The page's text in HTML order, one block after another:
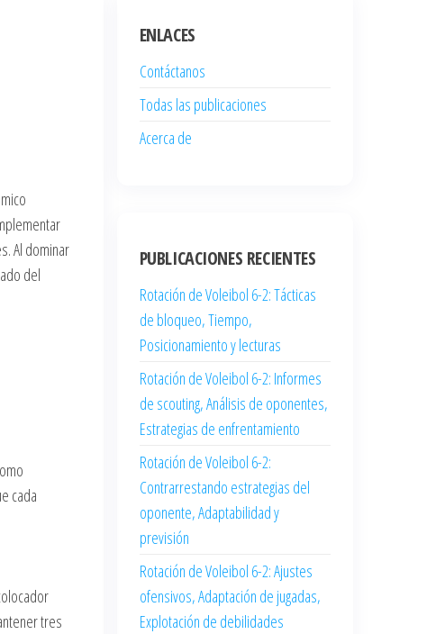
Al dominar
del
cada
tres
ENLACES
Contáctanos
Todas las publicaciones
Acerca de
PUBLICACIONES RECIENTES
Rotación de Voleibol 6-2: Tácticas
de bloqueo, Tiempo,
Posicionamiento y lecturas
Rotación de Voleibol 6-2: Informes
de scouting, Análisis de oponentes,
Estrategias de enfrentamiento
Rotación de Voleibol 6-2:
Contrarrestando estrategias del
oponente, Adaptabilidad y
previsión
Rotación de Voleibol 6-2: Ajustes
ofensivos, Adaptación de jugadas,
Explotación de debilidades